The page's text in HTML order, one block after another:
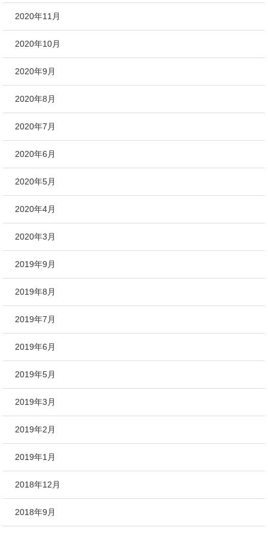
2020年11月
2020年10月
2020年9月
2020年8月
2020年7月
2020年6月
2020年5月
2020年4月
2020年3月
2019年9月
2019年8月
2019年7月
2019年6月
2019年5月
2019年3月
2019年2月
2019年1月
2018年12月
2018年9月